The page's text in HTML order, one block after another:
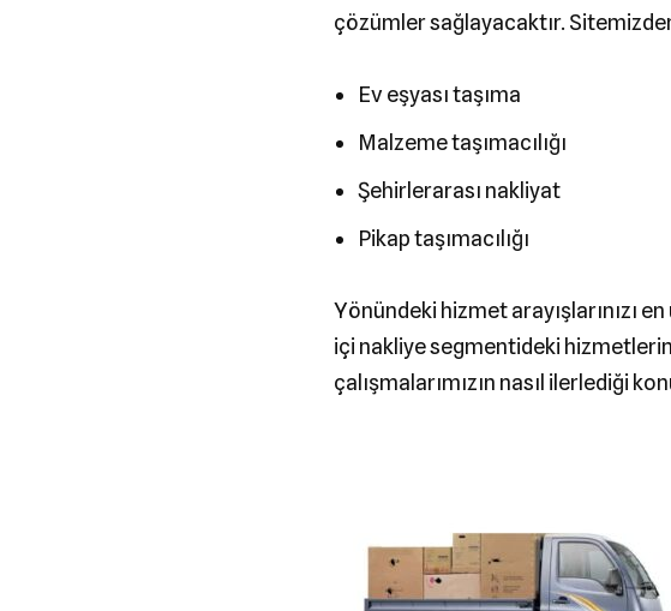
çözümler sağlayacaktır.
Ev eşyası taşıma
Malzeme taşımacılığı
Şehirlerarası nakliyat
Pikap taşımacılığı
Yönündeki hizmet arayışlarınızı
içi nakliye segmentideki
çalışmalarımızın nasıl ilerlediği